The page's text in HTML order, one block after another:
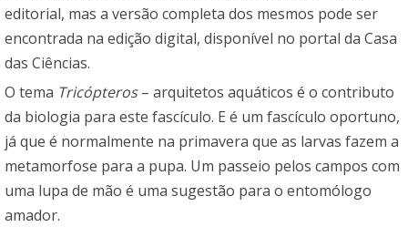
editorial, mas a versão completa dos mesmos pode ser
encontrada na edição digital, disponível no portal da Casa
das Ciências.
O tema Tricópteros– arquitetos aquáticos é o contributo
da biologia para este fascículo. E é um fascículo oportuno,
já que é normalmente na primavera que as larvas fazem a
metamorfose para a pupa. Um passeio pelos campos com
uma lupa de mão é uma sugestão para o entomólogo
amador.